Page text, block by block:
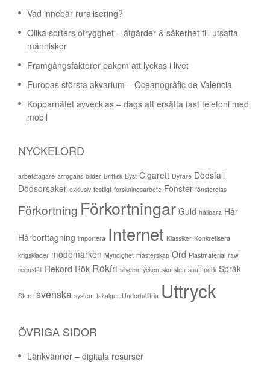
Vad innebär ruralisering?
Olika sorters otrygghet – åtgärder & säkerhet till utsatta
människor
Framgångsfaktorer bakom att lyckas i livet
Europas största akvarium – Oceanogràfic de Valencia
Kopparnätet avvecklas – dags att ersätta fast telefoni med
mobil
NYCKELORD
arbetstagare arrogans bilder Brittisk Byst Cigarett Dyrare Dödsfall
Dödsorsaker exklusiv festligt forskningsarbete Fönster fönsterglas
Förkortning Förkortningar Guld hållbara Hår
Hårborttagning importera Internet Klassiker Konkretisera
krigskläder modemärken Myndighet mästerskap Ord Plastmaterial raw
regnställ Rekord Rök Rökfri silversmycken skorsten southpark Språk
Stern svenska system takalger Underhållfria Uttryck
ÖVRIGA SIDOR
Länkvänner – digitala resurser